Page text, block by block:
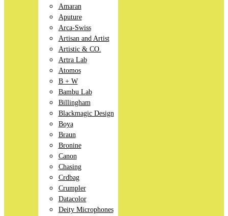
Amaran
Aputure
Arca-Swiss
Artisan and Artist
Artistic & CO.
Artra Lab
Atomos
B + W
Bambu Lab
Billingham
Blackmagic Design
Boya
Braun
Bronine
Canon
Chasing
Crdbag
Crumpler
Datacolor
Deity Microphones